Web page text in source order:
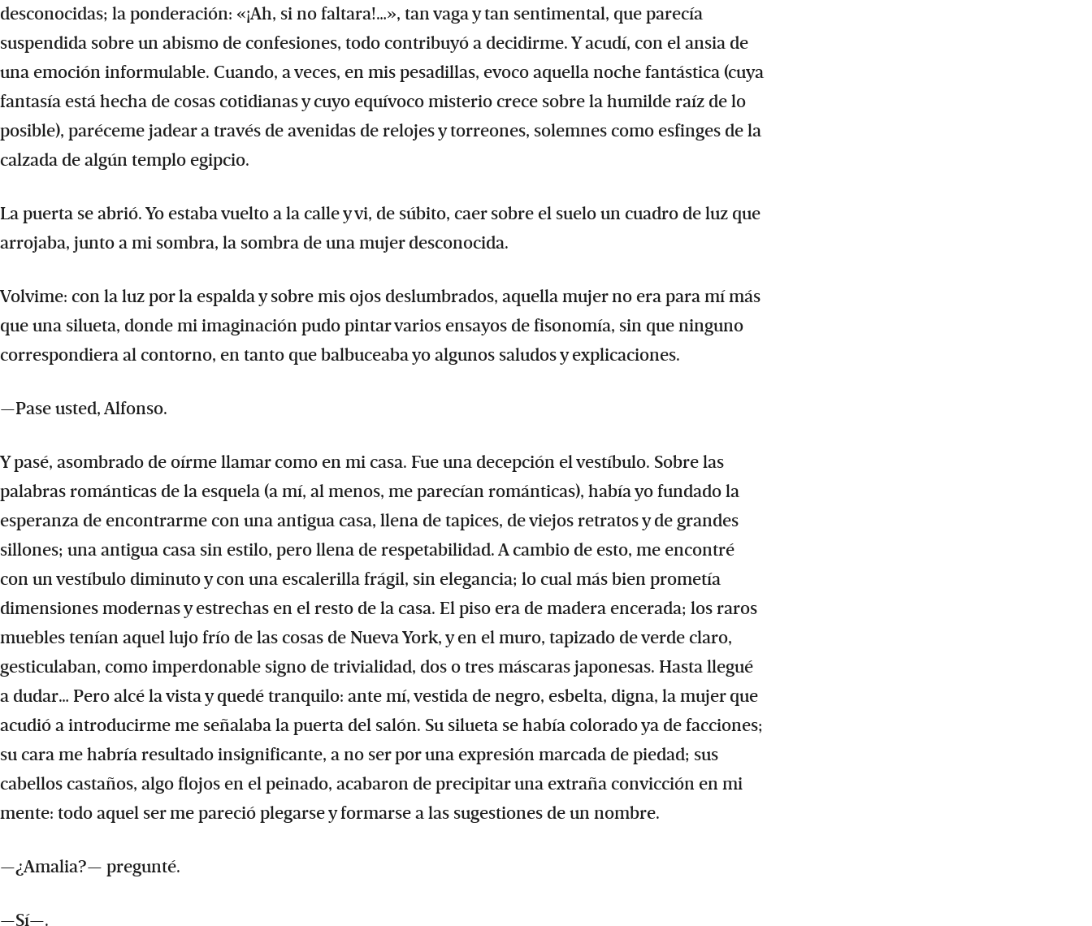
desconocidas; la ponderación: «¡Ah, si no faltara!…», tan vaga y tan sentimental, que parecía
suspendida sobre un abismo de confesiones, todo contribuyó a decidirme. Y acudí, con el ansia de
una emoción informulable. Cuando, a veces, en mis pesadillas, evoco aquella noche fantástica (cuya
fantasía está hecha de cosas cotidianas y cuyo equívoco misterio crece sobre la humilde raíz de lo
posible), paréceme jadear a través de avenidas de relojes y torreones, solemnes como esfinges de la
calzada de algún templo egipcio.
La puerta se abrió. Yo estaba vuelto a la calle y vi, de súbito, caer sobre el suelo un cuadro de luz que
arrojaba, junto a mi sombra, la sombra de una mujer desconocida.
Volvime: con la luz por la espalda y sobre mis ojos deslumbrados, aquella mujer no era para mí más
que una silueta, donde mi imaginación pudo pintar varios ensayos de fisonomía, sin que ninguno
correspondiera al contorno, en tanto que balbuceaba yo algunos saludos y explicaciones.
—Pase usted, Alfonso.
Y pasé, asombrado de oírme llamar como en mi casa. Fue una decepción el vestíbulo. Sobre las
palabras románticas de la esquela (a mí, al menos, me parecían románticas), había yo fundado la
esperanza de encontrarme con una antigua casa, llena de tapices, de viejos retratos y de grandes
sillones; una antigua casa sin estilo, pero llena de respetabilidad. A cambio de esto, me encontré
con un vestíbulo diminuto y con una escalerilla frágil, sin elegancia; lo cual más bien prometía
dimensiones modernas y estrechas en el resto de la casa. El piso era de madera encerada; los raros
muebles tenían aquel lujo frío de las cosas de Nueva York, y en el muro, tapizado de verde claro,
gesticulaban, como imperdonable signo de trivialidad, dos o tres máscaras japonesas. Hasta llegué
a dudar… Pero alcé la vista y quedé tranquilo: ante mí, vestida de negro, esbelta, digna, la mujer que
acudió a introducirme me señalaba la puerta del salón. Su silueta se había colorado ya de facciones;
su cara me habría resultado insignificante, a no ser por una expresión marcada de piedad; sus
cabellos castaños, algo flojos en el peinado, acabaron de precipitar una extraña convicción en mi
mente: todo aquel ser me pareció plegarse y formarse a las sugestiones de un nombre.
—¿Amalia?— pregunté.
—Sí—.